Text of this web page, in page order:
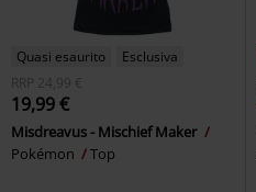
Quasi esaurito
Esclusiva
RRP
24,99 €
19,99 €
Misdreavus - Mischief Maker
Pokémon
Top